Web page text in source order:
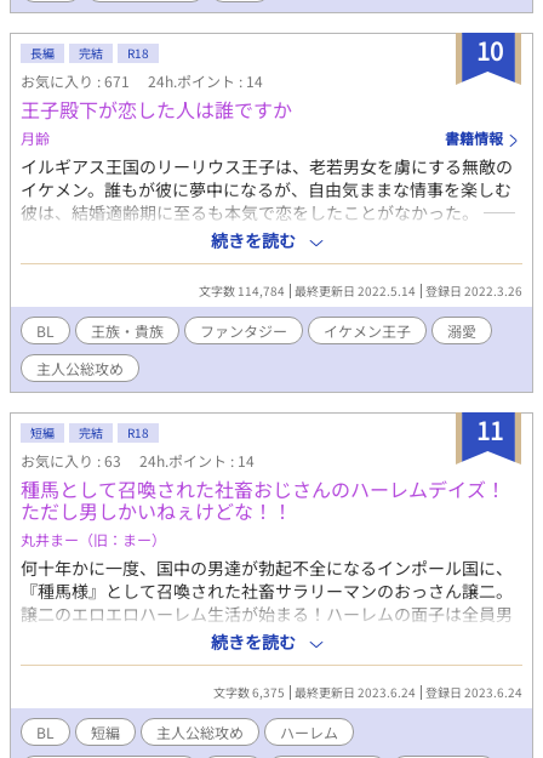
10
長編 完結 R18
お気に入り : 671 24h.ポイント : 14
王子殿下が恋した人は誰ですか
月齢 書籍情報
イルギアス王国のリーリウス王子は、老若男女を虜にする無敵の
イケメン。誰もが彼に夢中になるが、自由気ままな情事を楽しむ
彼は、結婚適齢期に至るも本気で恋をしたことがなかった。 ――
仮装舞踏会の夜、運命の出会いをするまでは。 「私の結婚相手
は、彼しかいない」 一夜の情事ののち消えたその人を、リーリウ
スは捜す。 仮面を付けていたから顔もわからず、手がかりは「抱
けばわかる、それのみ」というトンデモ案件だが、親友たちに協
力を頼むと（一部強制すると）、優秀な心の友たちは候補者を五
人に絞り込んでくれた。そこにリーリウスが求める人はいるのだ
ろうか。 「当たりが出るまで、抱いてみる」 優雅な笑顔でとんで
もないことをヤらかす王子の、彼なりに真剣な花嫁さがし。 ※性
モラルのゆるい世界観。主人公は複数人とあれこれヤりますの
で、苦手な方はご遠慮ください。何でもありの大人の童話とご理
解いただける方向け。
続きを読む
文字数 114,784 最終更新日 2022.5.14 登録日 2022.3.26
BL 王族・貴族 ファンタジー イケメン王子
溺愛
主人公総攻め
11
短編 完結 R18
お気に入り : 63 24h.ポイント : 14
種馬として召喚された社畜おじさんのハーレムデイズ！
ただし男しかいねぇけどな！！
丸井まー（旧：まー）
何十年かに一度、国中の男達が勃起不全になるインポール国に、
『種馬様』として召喚された社畜サラリーマンのおっさん譲二。
譲二のエロエロハーレム生活が始まる！ハーレムの面子は全員男
だけどな！！ ※おっさん総攻めのハーレムものっぽい何かです。
ノリだけお楽しみください。 ※ムーンライトノベルズさんでも公
続きを読む
文字数 6,375 最終更新日 2023.6.24 登録日 2023.6.24
BL 短編 主人公総攻め
ハーレム